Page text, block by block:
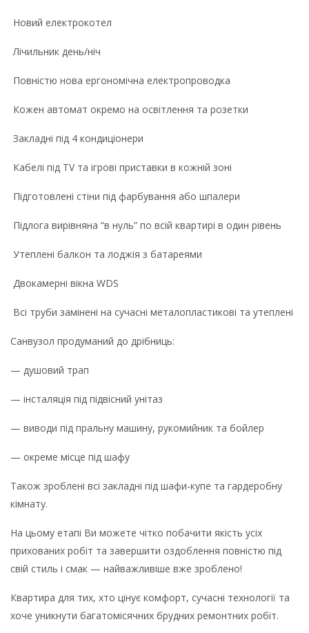
Новий електрокотел
Лічильник день/ніч
Повністю нова ергономічна електропроводка
Кожен автомат окремо на освітлення та розетки
Закладні під 4 кондиціонери
Кабелі під TV та ігрові приставки в кожній зоні
Підготовлені стіни під фарбування або шпалери
Підлога вирівняна “в нуль” по всій квартирі в один рівень
Утеплені балкон та лоджія з батареями
Двокамерні вікна WDS
Всі труби замінені на сучасні металопластикові та утеплені
Санвузол продуманий до дрібниць:
— душовий трап
— інсталяція під підвісний унітаз
— виводи під пральну машину, рукомийник та бойлер
— окреме місце під шафу
Також зроблені всі закладні під шафи-купе та гардеробну
кімнату.
На цьому етапі Ви можете чітко побачити якість усіх
прихованих робіт та завершити оздоблення повністю під
свій стиль і смак — найважливіше вже зроблено!
Квартира для тих, хто цінує комфорт, сучасні технології та
хоче уникнути багатомісячних брудних ремонтних робіт.